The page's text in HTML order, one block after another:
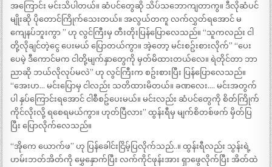
အကြောင်း မင်းသိပါတယ်။ ဆံပင်တွေဆို သိပ်သဘောကျတာကွ။ ဒီလိုဆံပင်
မျိုးဆို ပိုတောင်ကြိုက်သေးတယ်။ အလွယ်တကူ လက်လွှတ်ရအောင် မ
ကျေနပ်ဘူးကွာ ” ဟု လွင်ကြီးမှ တီးတိုးပြန်ပြောလေသည်။ “သူကလည်း ငါ
တို့လိုချင်တဲ့ငွေ ပေးမယ် ပြောတယ်ကွာ။ အဲ့တော့ မင်းစဥ်းစားလိုက်” “ပေး
ပေမဲ့ ဒီကောင်မက ငါတို့မျက်နှာတွေကို မှတ်မိထားတယ်လေ။ ရဲတိုင်တာ ဘာ
ညာဆို ဘယ်လိုလုပ်မလဲ” ဟု လွင်ကြီးက စဥ်းစားပြီး ပြန်ပြောလေသည်။
“အေးဟ… မင်းပြောမှ ငါလည်း သတိထားမိတယ်။ ခဏလေး…. မင်းအတွက်
ပါ နှပ်ကြောင်းရအောင် ငါစီစဥ်ပေးမယ်။ မင်းလည်း ဆံပင်တွေကို စိတ်ကြိုက်
ကိုင်လိုးလို့ ရစေရမယ်ကွာ။ ဟုတ်ပြီလား” ထွန်းရီမှ မျက်စိတစ်ဖက် မှိတ်ပြ
ပြီး ပြောလိုက်လေသည်။
“အိုကေ ယောက်ဖ” ဟု ပြန်ခေါင်းငြိမ့်ပြလိုက်သည်..။ ထွန်းရီလည်း သွန်းရဲ့
ဟမ်းဘတ်အိတ်ကို မွှေနှောက်ပြီး လက်ကိုင်ဖုန်းအား ရှာဖွေလိုက်ပြီး အိတ်ထဲ